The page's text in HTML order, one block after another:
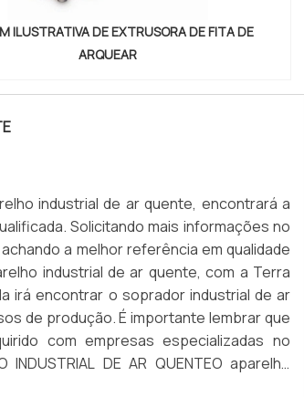
ILUSTRATIVA DE EXTRUSORA DE FITA DE
ARQUEAR
industrial de ar quente, encontrará a
Solicitando mais informações no
a melhor referência em qualidade
industrial de ar quente, com a Terra
irá encontrar o soprador industrial de ar
de produção. É importante lembrar que
com empresas especializadas no
INDUSTRIAL DE AR QUENTEO aparelho
G, tem sua potência de aquecimento